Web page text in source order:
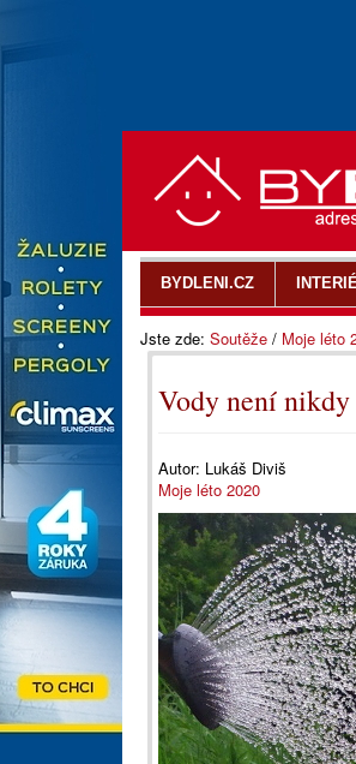
Jste zde: Soutěže / Moje léto
Vody není nikdy
Autor: Lukáš Diviš
Moje léto 2020
BYDLENI.CZ